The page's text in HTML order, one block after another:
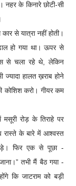
के किनारे छोटी-सी
से यात्रा नहीं होती।
हो गया था। ऊपर से
से चला रहे थे, लेकिन
हालत ख़राब होने
कोशिश करो। गीयर कम
रोड़ के तिराहे पर
रास्ते के बारे में आश्वस्त
फिर एक से पूछा -
तभी मैं बैठ गया -
कि जाटराम को बड़ी